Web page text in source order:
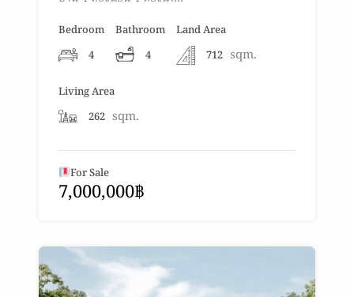
Bedroom
4
Bathroom
4
Land Area
712 sqm.
Living Area
262 sqm.
For Sale
7,000,000฿